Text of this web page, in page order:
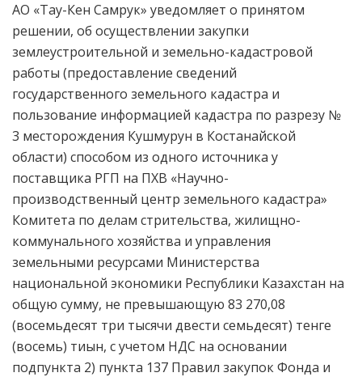
АО «Тау-Кен Самрук» уведомляет о принятом
решении, об осуществлении закупки
землеустроительной и земельно-кадастровой
работы (предоставление сведений
государственного земельного кадастра и
пользование информацией кадастра по разрезу №
3 месторождения Кушмурун в Костанайской
области) способом из одного источника у
поставщика РГП на ПХВ «Научно-
производственный центр земельного кадастра»
Комитета по делам стрительства, жилищно-
коммунального хозяйства и управления
земельными ресурсами Министерства
национальной экономики Республики Казахстан на
общую сумму, не превышающую 83 270,08
(восемьдесят три тысячи двести семьдесят) тенге
(восемь) тиын, с учетом НДС на основании
подпункта 2) пункта 137 Правил закупок Фонда и